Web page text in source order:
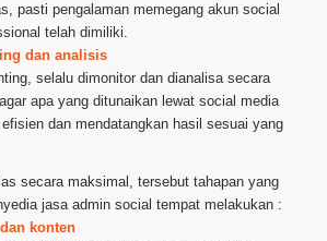
pasti pengalaman memegang akun social
telah dimiliki.
dan analisis
selalu dimonitor dan dianalisa secara
apa yang ditunaikan lewat social media
dan mendatangkan hasil sesuai yang
secara maksimal, tersebut tahapan yang
jasa admin social tempat melakukan :
konten